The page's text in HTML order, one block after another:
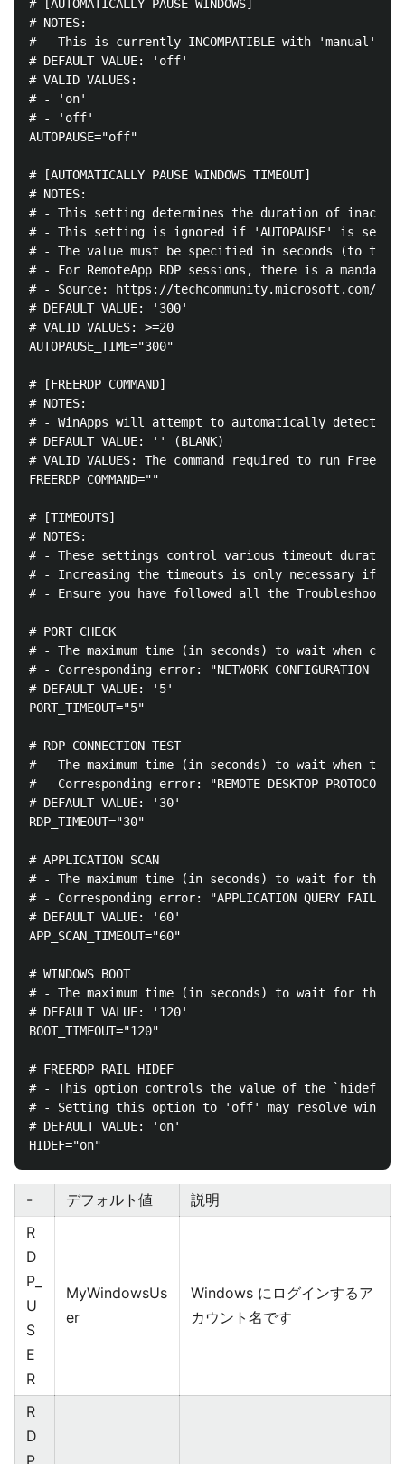
# [AUTOMATICALLY PAUSE WINDOWS]
# NOTES:
# - This is currently INCOMPATIBLE with 'manual'.
# DEFAULT VALUE: 'off'
# VALID VALUES:
# - 'on'
# - 'off'
AUTOPAUSE="off"
# [AUTOMATICALLY PAUSE WINDOWS TIMEOUT]
# NOTES:
# - This setting determines the duration of
# - This setting is ignored if 'AUTOPAUSE' is set
# - The value must be specified in seconds (to
# - For RemoteApp RDP sessions, there is a
# - Source: https://techcommunity.microsoft.com/t5/
# DEFAULT VALUE: '300'
# VALID VALUES: >=20
AUTOPAUSE_TIME="300"
# [FREERDP COMMAND]
# NOTES:
# - WinApps will attempt to automatically detect
# DEFAULT VALUE: '' (BLANK)
# VALID VALUES: The command required to run
FREERDP_COMMAND=""
# [TIMEOUTS]
# NOTES:
# - These settings control various timeout
# - Increasing the timeouts is only necessary if
# - Ensure you have followed all the
# PORT CHECK
# - The maximum time (in seconds) to wait when
# - Corresponding error: "NETWORK CONFIGURATION
# DEFAULT VALUE: '5'
PORT_TIMEOUT="5"
# RDP CONNECTION TEST
# - The maximum time (in seconds) to wait when
# - Corresponding error: "REMOTE DESKTOP
# DEFAULT VALUE: '30'
RDP_TIMEOUT="30"
# APPLICATION SCAN
# - The maximum time (in seconds) to wait for the
# - Corresponding error: "APPLICATION QUERY
# DEFAULT VALUE: '60'
APP_SCAN_TIMEOUT="60"
# WINDOWS BOOT
# - The maximum time (in seconds) to wait for the
# DEFAULT VALUE: '120'
BOOT_TIMEOUT="120"
# FREERDP RAIL HIDEF
# - This option controls the value of the `hidef`
# - Setting this option to 'off' may resolve window
# DEFAULT VALUE: 'on'
- デフォルト値
説明
R
D
P_
U
S
E
R
MyWindowsUs
er
Windows にログインするア
カウント名です
R
D